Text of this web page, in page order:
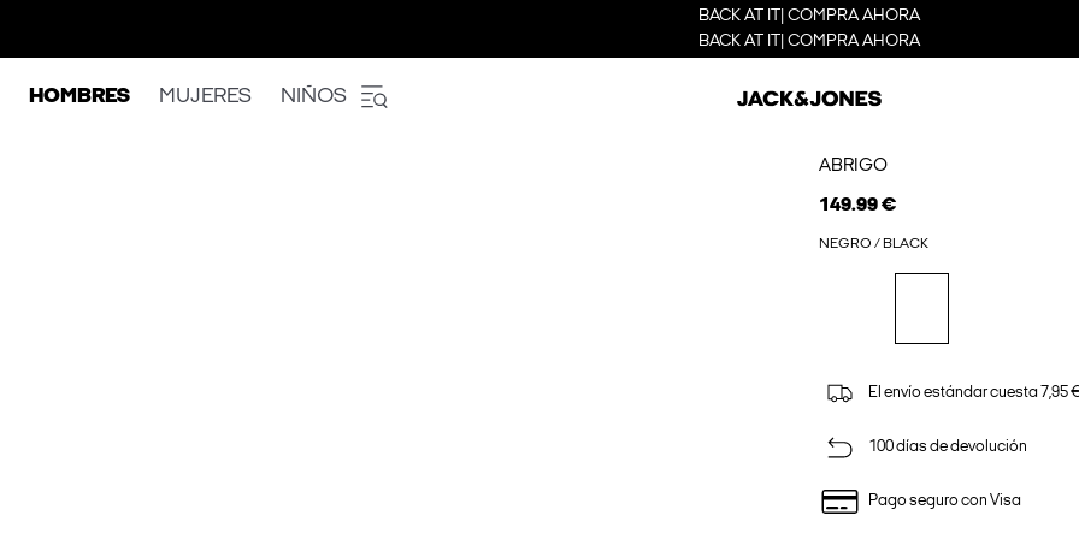
BACK AT IT| COMPRA AHORA
BACK AT IT| COMPRA AHORA
HOMBRES MUJERES NIÑOS
ABRIGO
149.99 €
NEGRO / BLACK
El envío estándar cuesta 7,95
100 días de devolución
Pago seguro con Visa